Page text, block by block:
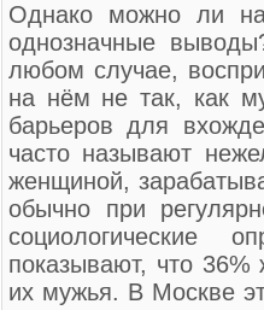
Однако можно ли на
однозначные
любом случае,
на нём не так, как
барьеров для
часто называют
женщиной,
обычно при
социологические
показывают, что
их мужья. В Москве